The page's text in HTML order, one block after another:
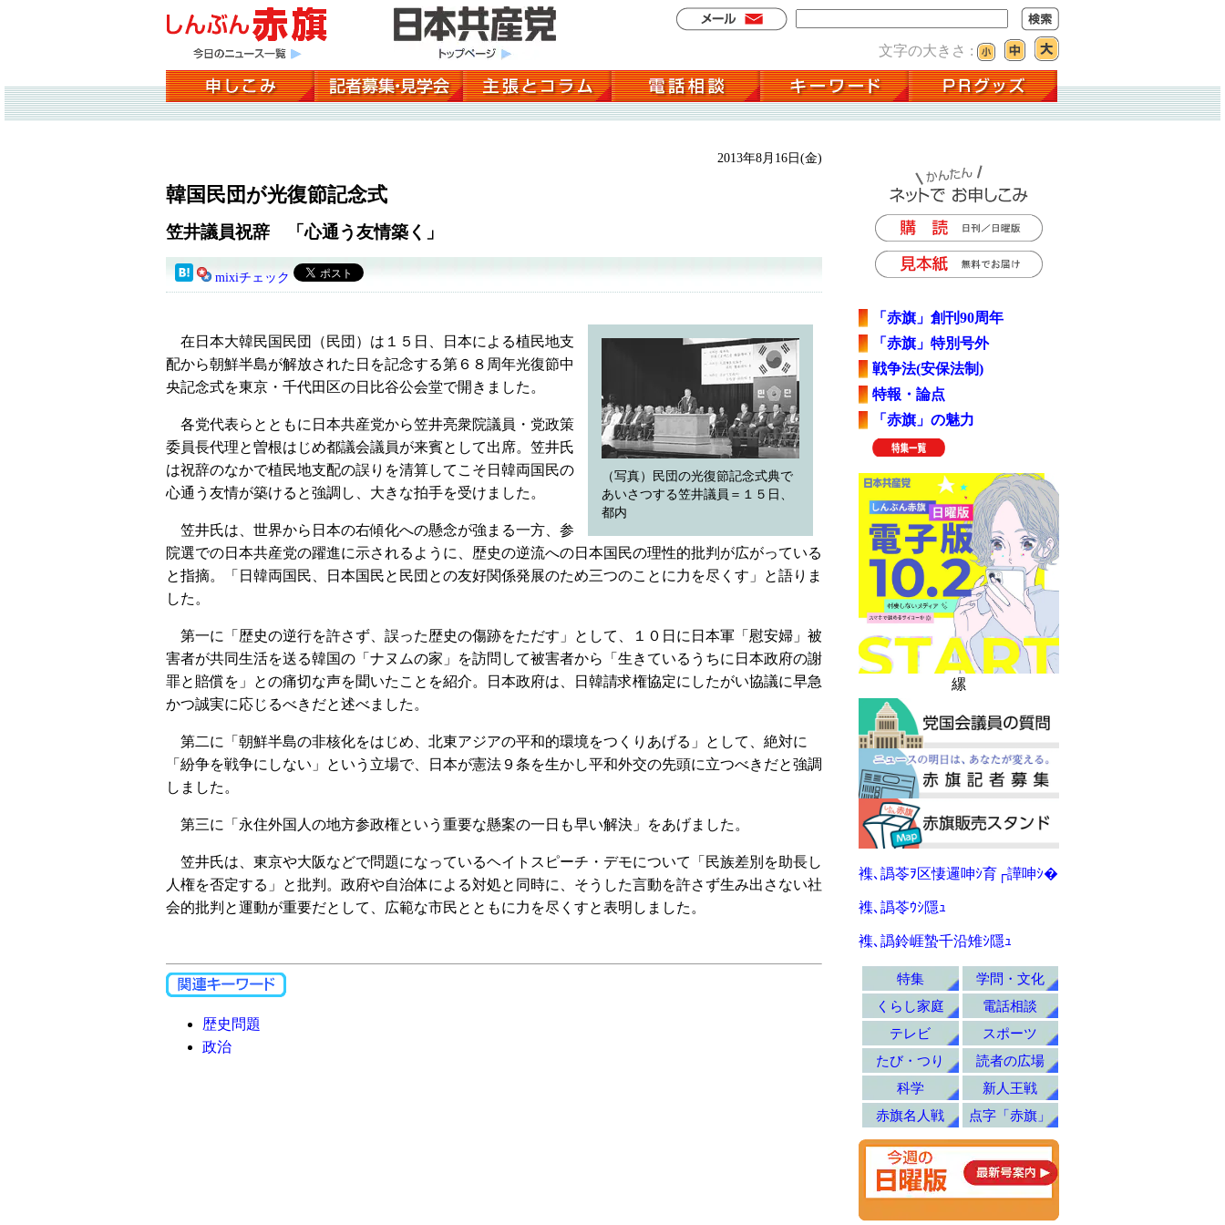
文字の大きさ :
2013年8月16日(金)
韓国民団が光復節記念式
笠井議員祝辞 「心通う友情築く」
mixiチェック
（写真）民団の光復節記念式典で
あいさつする笠井議員＝１５日、
都内
在日本大韓民国民団（民団）は１５日、日本による植民地支
配から朝鮮半島が解放された日を記念する第６８周年光復節中
央記念式を東京・千代田区の日比谷公会堂で開きました。
各党代表らとともに日本共産党から笠井亮衆院議員・党政策
委員長代理と曽根はじめ都議会議員が来賓として出席。笠井氏
は祝辞のなかで植民地支配の誤りを清算してこそ日韓両国民の
心通う友情が築けると強調し、大きな拍手を受けました。
笠井氏は、世界から日本の右傾化への懸念が強まる一方、参
院選での日本共産党の躍進に示されるように、歴史の逆流への日本国民の理性的批判が広がっている
と指摘。「日韓両国民、日本国民と民団との友好関係発展のため三つのことに力を尽くす」と語りま
した。
第一に「歴史の逆行を許さず、誤った歴史の傷跡をただす」として、１０日に日本軍「慰安婦」被
害者が共同生活を送る韓国の「ナヌムの家」を訪問して被害者から「生きているうちに日本政府の謝
罪と賠償を」との痛切な声を聞いたことを紹介。日本政府は、日韓請求権協定にしたがい協議に早急
かつ誠実に応じるべきだと述べました。
第二に「朝鮮半島の非核化をはじめ、北東アジアの平和的環境をつくりあげる」として、絶対に
「紛争を戦争にしない」という立場で、日本が憲法９条を生かし平和外交の先頭に立つべきだと強調
しました。
第三に「永住外国人の地方参政権という重要な懸案の一日も早い解決」をあげました。
笠井氏は、東京や大阪などで問題になっているヘイトスピーチ・デモについて「民族差別を助長し
人権を否定する」と批判。政府や自治体による対処と同時に、そうした言動を許さず生み出さない社
会的批判と運動が重要だとして、広範な市民とともに力を尽くすと表明しました。
歴史問題
政治
「赤旗」創刊90周年
「赤旗」特別号外
戦争法(安保法制)
特報・論点
「赤旗」の魅力
縲
襍､譌苓ｦ区悽邏呻ｼ育┌譁呻ｼ�
襍､譌苓ｳｼ隱ｭ
襍､譌鈴崕蟄千沿雉ｼ隱ｭ
特集
学問・文化
くらし家庭
電話相談
テレビ
スポーツ
たび・つり
読者の広場
科学
新人王戦
赤旗名人戦
点字「赤旗」